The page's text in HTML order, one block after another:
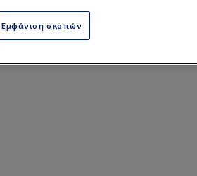
Εμφάνιση σκοπών